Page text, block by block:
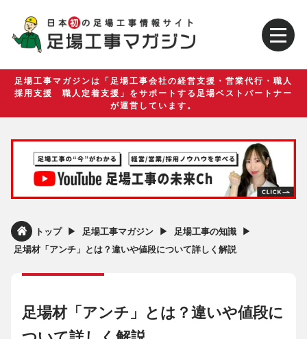
足場工事マガジンは「足場工事会社の経営支援・営業代行・職人
採用支援 職人定着支援」をサポートする足場ベストパートナー
が運営しています。
トップ ▶︎ 足場工事マガジン ▶︎ 足場工事の知識 ▶︎
足場材「アンチ」とは？違いや値段について詳しく解説
足場材「アンチ」とは？違いや値段に